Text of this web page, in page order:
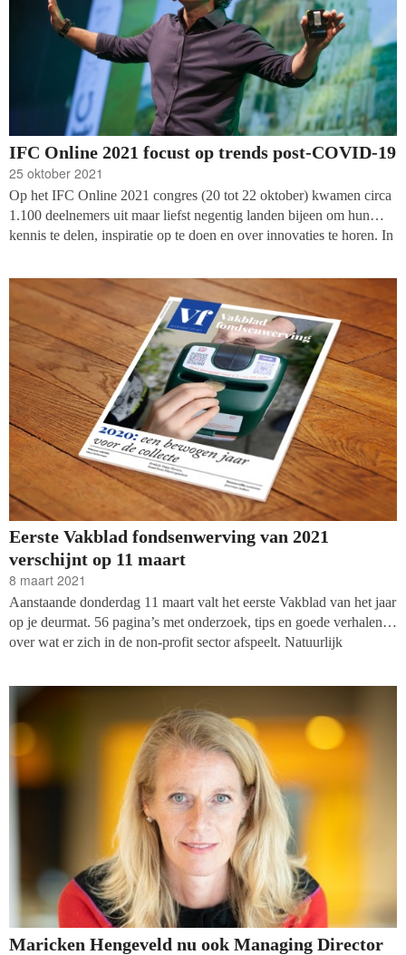
IFC Online 2021 focust op trends post-COVID-19
25 oktober 2021
Op het IFC Online 2021 congres (20 tot 22 oktober) kwamen circa
1.100 deelnemers uit maar liefst negentig landen bijeen om hun
kennis te delen, inspiratie op te doen en over innovaties te horen. In
Corine Aartman (Wilde Ganzen) was erbij.
Eerste Vakblad fondsenwerving van 2021
verschijnt op 11 maart
8 maart 2021
Aanstaande donderdag 11 maart valt het eerste Vakblad van het jaar
op je deurmat. 56 pagina’s met onderzoek, tips en goede verhalen
over wat er zich in de non-profit sector afspeelt. Natuurlijk
huiscollectes in het coronajaar 2020, een drieluik rond major
donors, de nieuwe rubriek ‘Kleur bekennen’ en nog veel meer.
Maricken Hengeveld nu ook Managing Director